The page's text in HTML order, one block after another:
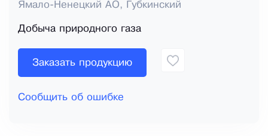
Ямало-Ненецкий АО, Губкинский
Добыча природного газа
Заказать продукцию
Сообщить об ошибке